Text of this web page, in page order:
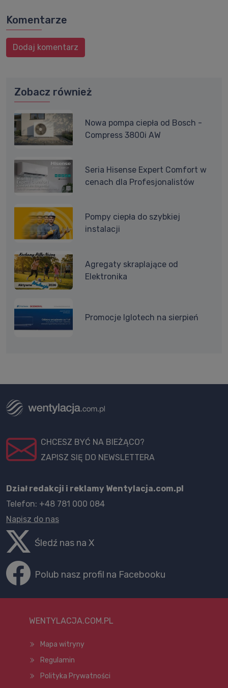
Komentarze
Dodaj komentarz
Zobacz również
Nowa pompa ciepła od Bosch -
Compress 3800i AW
Seria Hisense Expert Comfort w
cenach dla Profesjonalistów
Pompy ciepła do szybkiej
instalacji
Agregaty skraplające od
Elektronika
Promocje Iglotech na sierpień
CHCESZ BYĆ NA BIEŻĄCO?
ZAPISZ SIĘ DO NEWSLETTERA
Dział redakcji i reklamy Wentylacja.com.pl
Telefon: +48 781 000 084
Napisz do nas
Śledź nas na X
Polub nasz profil na Facebooku
WENTYLACJA.COM.PL
Mapa witryny
Regulamin
Polityka Prywatności